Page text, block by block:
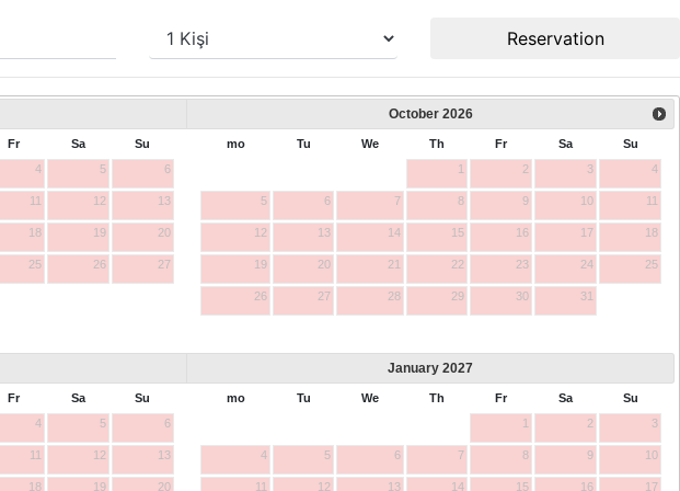
Reservation
Fr Sa
Su
4 5 6
11 12 13
18 19 20
25 26 27
October 2026
mo Tu We Th Fr Sa
Su
1
2 3 4
5 6 7 8 9 10 11
12 13 14 15 16 17 18
19 20 21 22 23 24 25
26 27 28 29 30 31
Fr Sa
Su
4 5 6
11 12 13
18 19 20
January 2027
mo Tu We Th Fr Sa
Su
1
2 3
4 5 6 7 8 9 10
11 12 13 14 15 16 17